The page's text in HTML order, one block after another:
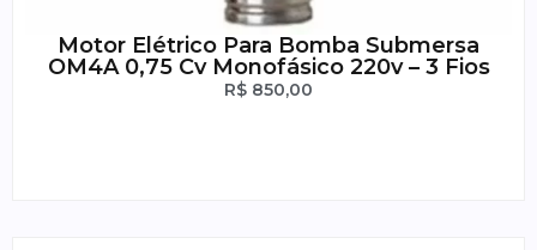
Motor Elétrico Para Bomba Submersa
OM4A 0,75 Cv Monofásico 220v – 3 Fios
R$ 850,00